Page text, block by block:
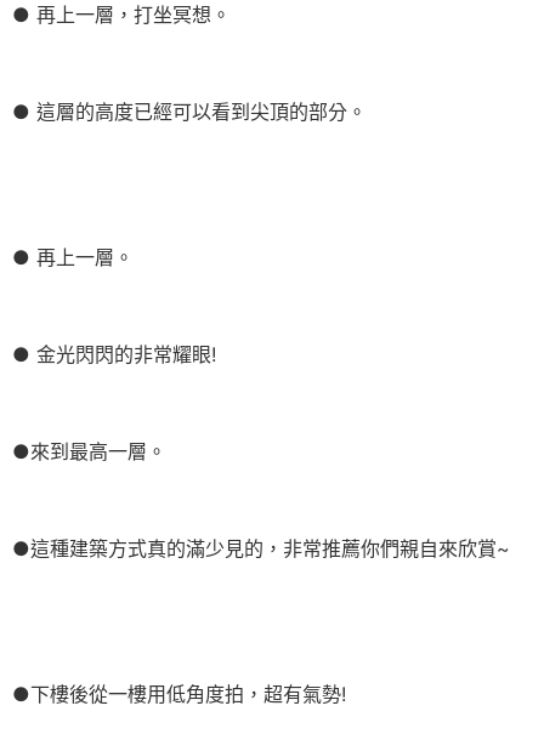
● 再上一層，打坐冥想。
● 這層的高度已經可以看到尖頂的部分。
● 再上一層。
● 金光閃閃的非常耀眼!
●來到最高一層。
●這種建築方式真的滿少見的，非常推薦你們親自來欣賞~
●下樓後從一樓用低角度拍，超有氣勢!